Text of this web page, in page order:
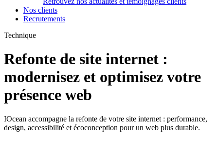
Nos clients
Recrutements
Technique
Refonte de site internet :
modernisez et optimisez votre
présence web
IOcean accompagne la refonte de votre site internet : performance,
design, accessibilité et écoconception pour un web plus durable.